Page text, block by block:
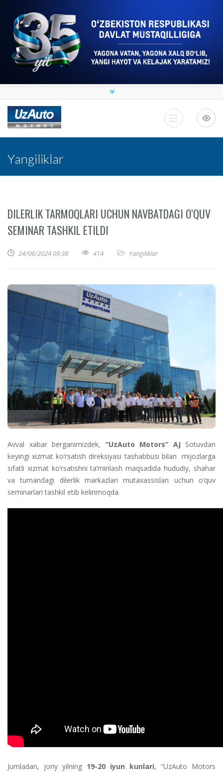
Yangiliklar
DILERLIK TARMOQLARI UCHUN NAVBATDAGI O‘QUV
SEMINAR TASHKIL ETILDI
24/06/2024 09:38 414 Yangiliklar
Avval xabar berganimizdek, “UzAuto Motors” AJ Sotuvdan
keyingi xizmat ko‘rsatish direksiyasi tashabbusi bilan mijozlarga
sifatli xizmat ko‘rsatishni ta’minlash maqsadida hududiy, shahar
va tumandagi dilerlik markazlari mutaxassislari uchun o‘quv
seminarlari tashkil etib kelinmoqda.
Jumladan, joriy yilning 19-20 iyun kunlari, “UzAuto Motors